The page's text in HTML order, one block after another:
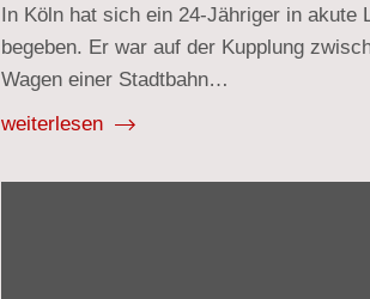
In Köln hat sich ein 24-Jähriger in akute
begeben. Er war auf der Kupplung
Wagen einer Stadtbahn…
weiterlesen